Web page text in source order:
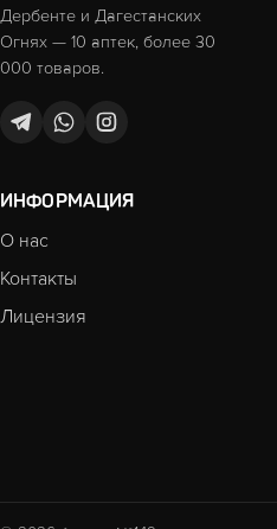
Дербенте и Дагестанских
Огнях — 10 аптек, более 30
000 товаров.
ИНФОРМАЦИЯ
О нас
Контакты
Лицензия